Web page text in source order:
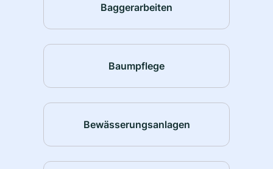
Baggerarbeiten
Baumpflege
Bewässerungsanlagen